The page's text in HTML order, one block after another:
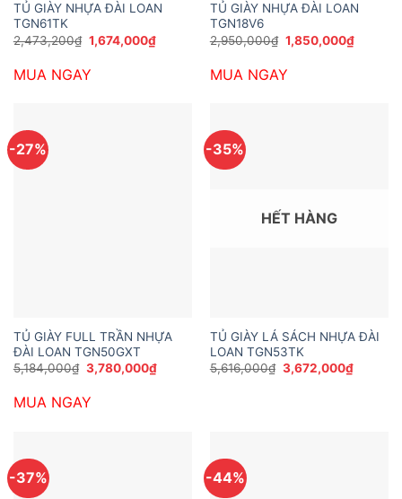
TỦ GIÀY NHỰA ĐÀI LOAN
TGN61TK
2,473,200₫ Giá
gốc
2,473,200₫.
1,674,000₫Giá
hiện
MUA NGAY
TỦ GIÀY NHỰA ĐÀI LOAN
TGN18V6
2,950,000₫ Giá
gốc
2,950,000₫.
1,850,000₫Giá
hiện
MUA NGAY
-27%
TỦ GIÀY FULL TRẦN NHỰA
ĐÀI LOAN TGN50GXT
5,184,000₫ Giá
gốc
5,184,000₫.
3,780,000₫Giá
hiện
MUA NGAY
-35%
HẾT HÀNG
TỦ GIÀY LÁ SÁCH NHỰA ĐÀI
LOAN TGN53TK
5,616,000₫ Giá
gốc
3,672,000₫Giá
hiện
-37% -44%